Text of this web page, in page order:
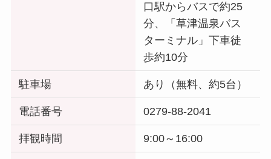
口駅からバスで約25
分、「草津温泉バス
ターミナル」下車徒
歩約10分
駐車場 あり（無料、約5台）
電話番号 0279-88-2041
拝観時間 9:00～16:00